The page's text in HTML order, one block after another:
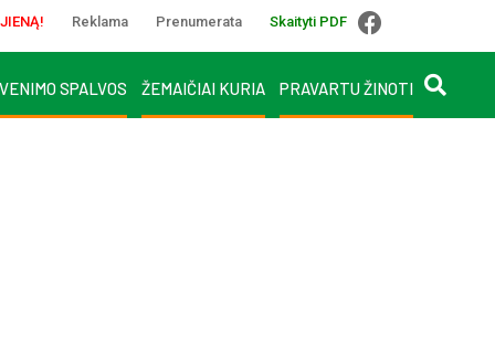
Reklama Prenumerata Skaityti PDF
SPALVOS ŽEMAIČIAI KURIA PRAVARTU ŽINOTI